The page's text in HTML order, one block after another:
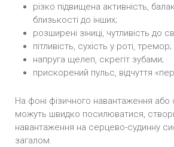
різко підвищена активність,
близькості до інших;
розширені зіниці, чутливість до
пітливість, сухість у роті, тремор;
напруга щелеп, скрегіт зубами;
прискорений пульс, відчуття
На фоні фізичного навантаження
можуть швидко посилюватися,
навантаження на серцево-судинну
загалом.